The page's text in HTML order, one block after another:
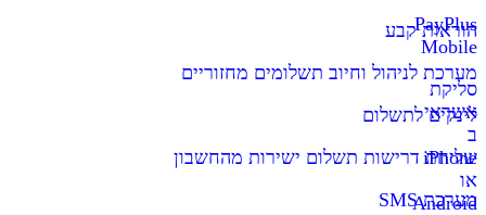
PayPlus
Mobile
סליקת
אשראי
ב
iPhone
או
Android
הוראות קבע
מערכת לניהול וחיוב תשלומים מחזוריים
לינקים לתשלום
שליחת דרישות תשלום ישירות מהחשבון
מערכת SMS